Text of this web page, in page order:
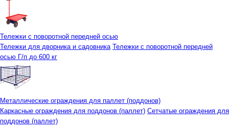
Тележки с поворотной передней осью
Тележки для дворника и садовника Тележки с поворотной передней
осью Г/п до 600 кг
Металлические ограждения для паллет (поддонов)
Каркасные ограждения для поддонов (паллет) Сетчатые ограждения для
поддонов (паллет)